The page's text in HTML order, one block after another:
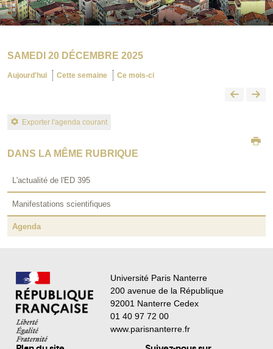
SAMEDI 20 DÉCEMBRE 2025
Aujourd'hui Cette semaine Ce mois-ci
Exporter l'agenda courant
DANS LA MÊME RUBRIQUE
L'actualité de l'ED 395
Manifestations scientifiques
Agenda
Université Paris Nanterre
200 avenue de la République
92001 Nanterre Cedex
01 40 97 72 00
www.parisnanterre.fr